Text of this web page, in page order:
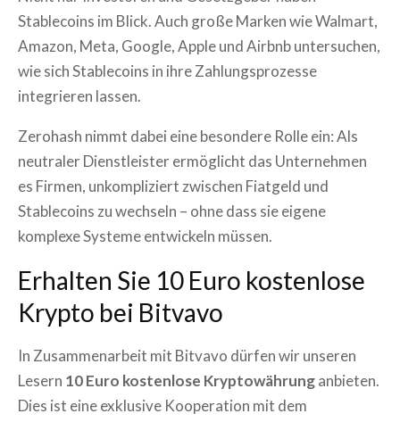
Stablecoins im Blick. Auch große Marken wie Walmart,
Amazon, Meta, Google, Apple und Airbnb untersuchen,
wie sich Stablecoins in ihre Zahlungsprozesse
integrieren lassen.
Zerohash nimmt dabei eine besondere Rolle ein: Als
neutraler Dienstleister ermöglicht das Unternehmen
es Firmen, unkompliziert zwischen Fiatgeld und
Stablecoins zu wechseln – ohne dass sie eigene
komplexe Systeme entwickeln müssen.
Erhalten Sie 10 Euro kostenlose
Krypto bei Bitvavo
In Zusammenarbeit mit Bitvavo dürfen wir unseren
Lesern 10 Euro kostenlose Kryptowährunganbieten.
Dies ist eine exklusive Kooperation mit dem